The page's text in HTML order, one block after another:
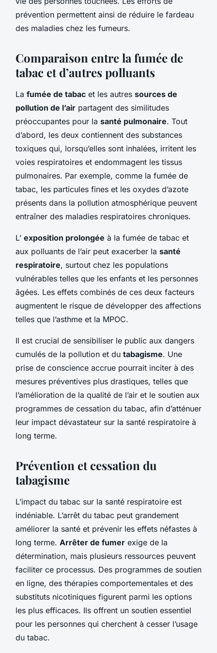
prévention permettent ainsi de réduire le fardeau
des maladies chez les fumeurs.
Comparaison entre la fumée de
tabac et d’autres polluants
La fumée de tabac et les autres sources de
pollution de l’air partagent des similitudes
préoccupantes pour la santé pulmonaire. Tout
d’abord, les deux contiennent des substances
toxiques qui, lorsqu’elles sont inhalées, irritent les
voies respiratoires et endommagent les tissus
pulmonaires. Par exemple, comme la fumée de
tabac, les particules fines et les oxydes d’azote
présents dans la pollution atmosphérique peuvent
entraîner des maladies respiratoires chroniques.
L’ exposition prolongée à la fumée de tabac et
aux polluants de l’air peut exacerber la santé
respiratoire, surtout chez les populations
vulnérables telles que les enfants et les personnes
âgées. Les effets combinés de ces deux facteurs
augmentent le risque de développer des affections
telles que l’asthme et la MPOC.
Il est crucial de sensibiliser le public aux dangers
cumulés de la pollution et du tabagisme. Une
prise de conscience accrue pourrait inciter à des
mesures préventives plus drastiques, telles que
l’amélioration de la qualité de l’air et le soutien aux
programmes de cessation du tabac, afin d’atténuer
leur impact dévastateur sur la santé respiratoire à
long terme.
Prévention et cessation du
tabagisme
L’impact du tabac sur la santé respiratoire est
indéniable. L’arrêt du tabac peut grandement
améliorer la santé et prévenir les effets néfastes à
long terme. Arrêter de fumer exige de la
détermination, mais plusieurs ressources peuvent
faciliter ce processus. Des programmes de soutien
en ligne, des thérapies comportementales et des
substituts nicotiniques figurent parmi les options
les plus efficaces. Ils offrent un soutien essentiel
pour les personnes qui cherchent à cesser l’usage
du tabac.